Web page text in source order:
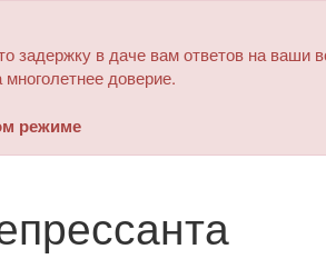
задержку в даче вам ответов на ваши
доверие.
режиме